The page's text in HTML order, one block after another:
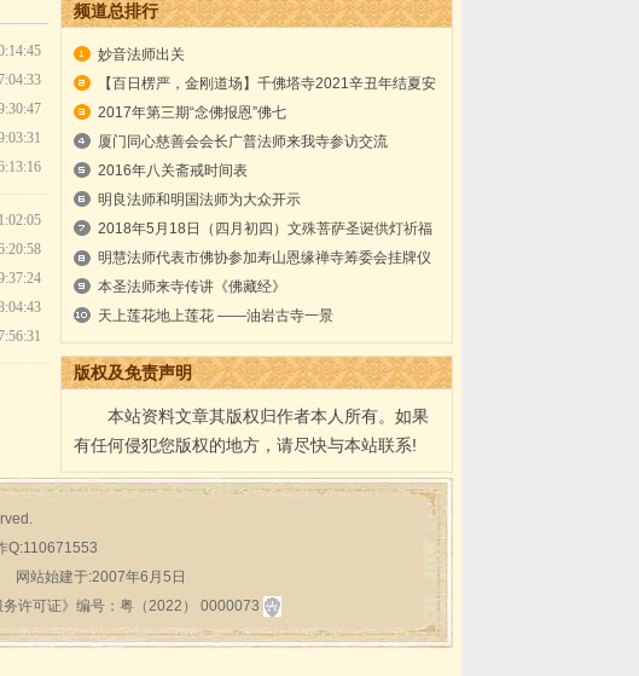
频道总排行
妙音法师出关
【百日楞严，金刚道场】千佛塔寺2021辛丑年结夏安
居楞严共修法会通启
2017年第三期“念佛报恩”佛七
厦门同心慈善会会长广普法师来我寺参访交流
2016年八关斋戒时间表
明良法师和明国法师为大众开示
2018年5月18日（四月初四）文殊菩萨圣诞供灯祈福
法会通启
明慧法师代表市佛协参加寿山恩缘禅寺筹委会挂牌仪
式
本圣法师来寺传讲《佛藏经》
天上莲花地上莲花 ——油岩古寺一景
版权及免责声明
本站资料文章其版权归作者本人所有。如果
有任何侵犯您版权的地方，请尽快与本站联系!
站始建于:2007年6月5日
许可证》编号：粤（2022） 0000073